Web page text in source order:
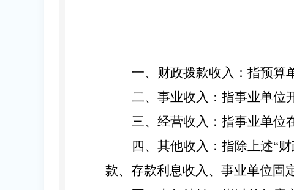
一、财政拨款收入： 指预算
二、事业收入： 指事业单位
三、经营收入： 指事业单位
四、 其他收入： 指除上述“
款、存款利息收入、事业单位固